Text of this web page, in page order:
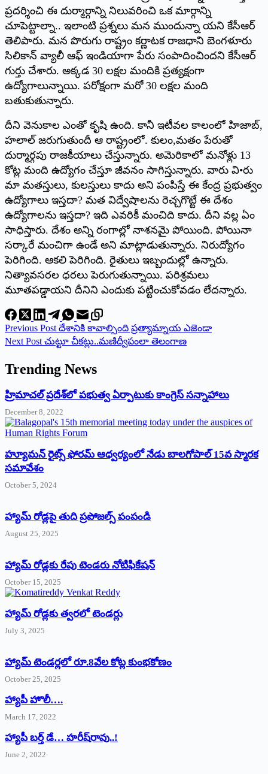
ప్రదర్శించి ఈ దుర్మార్గాన్ని నిలువరించి ఒక మార్గాన్ని
చూపెట్టాల్నా.. ఇలాంటి ప్రశ్నలు మన ముందున్నా యని కేసీఆర్‌
‌తెలిపారు. మన పొరుగు రాష్ట్రం కర్ణాటక రాజధాని బెంగళూరు
సిలికాన్‌ ‌వ్యాలీ ఆఫ్‌ ఇం‌డియాగా పేరు సంపాదించిందని కేసీఆర్‌
‌గుర్తు చేశారు. అక్కడ 30 లక్షల మందికి ప్రత్యక్షంగా
ఉద్యోగాలున్నాయి. పరోక్షంగా మరో 30 లక్షల మంది
బతుకుతున్నారు.
దీని వెనుకాల ఎంతో కృషి ఉంది. కానీ ఇటీవల కాలంలో హిజాబ్‌,
‌హలాల్‌ ‌జరుగుతుందీ ఆ రాష్ట్రంలో. కులం,మతం పేరుతో
దుర్మార్గపు రాజకీయాలు చేస్తున్నారు. అమెరికాలో మనోళ్లు 13
కోట్ల మంది ఉద్యోగం చేస్తూ జీవనం సాగిస్తున్నారు. వారు వి•రు
మా మతస్తులు, కులస్తులు కాదు అని పంపిస్తే ఈ కేంద్ర ప్రభుత్వం
ఉద్యోగాలు ఇస్తదా? మత విద్వేషాలను రెచ్చగొట్టే ఈ దేశం
ఉద్యోగాలను ఇస్తదా? ఇది ఎవరికీ మంచిది కాదు. దీని వల్ల ఏం
సాధిస్తారు. దేశం అన్ని రంగాల్లో నాశనమై పోయింది. పోయినా
సర్కారే మంచిగా ఉండే అని మాట్లాడుతున్నారు. నిరుద్యోగం
పెరిగింది. ఆకలి పెరిగింది. రైతులు ఇబ్బందుల్లో ఉన్నారు.
నిత్యావసరల ధరలు పెరుగుతున్నాయి. పరిశ్రమలు
మూతపడ్డాయని దీనిని ఎందుకు పట్టించుకోవడం లేదన్నారు.
Previous Post దేశానికి కావాల్సింది ప్రత్యామ్నాయ ఎజెండా
Next Post చుట్టూ చీకట్లు..మణిద్వీపంలా తెలంగాణ
Trending News
‌హ్రిమాచల్‌ ‌ప్రదేశ్‌లో పభుత్వ ఏర్పాటుకు కాంగ్రెస్‌ ‌సన్నాహాలు
December 8, 2022
హ్యూమన్‌ రైట్స్‌ ఫోరమ్‌ ఆధ్వర్యంలో నేడు బాలగోపాల్‌ 15వ స్మారక
సమావేశం
October 5, 2024
హ్యామ్‌ రోడ్లపై తుది ప్రపోజల్స్‌ పంపండి
August 25, 2025
హ్యామ్‌ రోడ్లకు రేపు టెండరు నోటిఫికేషన్‌
October 15, 2025
హ్యామ్‌ రోడ్లకు త్వరలో టెండర్లు
July 3, 2025
హ్యామ్‌ ‌టెండర్లలో రూ.8వేల కోట్ల కుంభకోణం
October 25, 2025
హ్యాపీ హొలీ….
March 17, 2022
హ్యాపీ బర్త్ ‌డే… హరీష్‌రావు..!
June 2, 2022